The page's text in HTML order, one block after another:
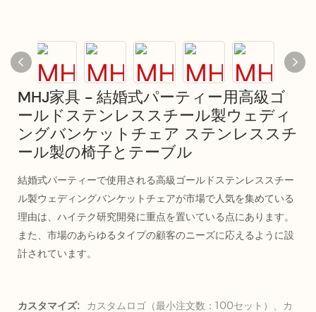
MHJ家具 - 結婚式パーティー用高級ゴ
ールドステンレススチール製ウェディ
ングバンケットチェア ステンレススチ
ール製の椅子とテーブル
結婚式パーティーで使用される高級ゴールドステンレススチー
ル製ウェディングバンケットチェアが市場で人気を集めている
理由は、ハイテク研究開発に重点を置いている点にあります。
また、市場のあらゆるタイプの顧客のニーズに応えるように設
計されています。
カスタマイズ:
カスタムロゴ（最小注文数：100セット）、カ